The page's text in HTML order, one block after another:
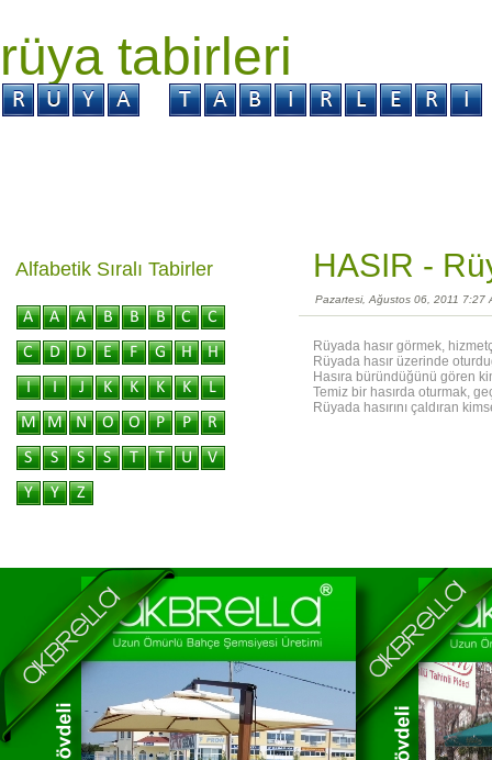
rüya tabirleri
HASIR -
Pazartesi, Ağustos 06, 2011 7:27
Rüyada hasır görmek,
Rüyada hasır üzerinde
Hasıra büründüğünü gören
Temiz bir hasırda oturmak,
Rüyada hasırını çaldıran
Alfabetik Sıralı Tabirler